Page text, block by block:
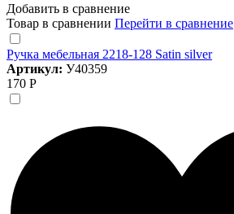
Добавить в сравнение
Товар в сравнении Перейти в сравнение
Ручка мебельная 2218-128 Satin silver
Артикул: У40359
170 Р